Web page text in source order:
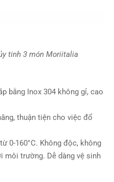
tinh 3 món Moriitalia
bằng Inox 304 không gỉ, cao
thuận tiện cho việc đổ
0-160°C. Không độc, không
môi trường. Dễ dàng vệ sinh